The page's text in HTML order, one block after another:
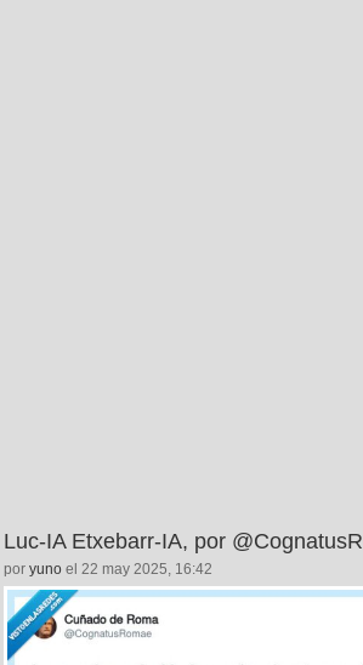
Luc-IA Etxebarr-IA, por
por yuno el 22 may 2025, 16:42